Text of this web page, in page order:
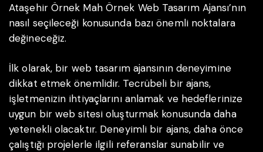
Ataşehir Örnek Mah Örnek Web Tasarım Ajansı’nın
nasıl seçileceği konusunda bazı önemli noktalara
değineceğiz.
İlk olarak, bir web tasarım ajansının deneyimine
dikkat etmek önemlidir. Tecrübeli bir ajans,
işletmenizin ihtiyaçlarını anlamak ve hedeflerinize
uygun bir web sitesi oluşturmak konusunda daha
yetenekli olacaktır. Deneyimli bir ajans, daha önce
çalıştığı projelerle ilgili referanslar sunabilir ve